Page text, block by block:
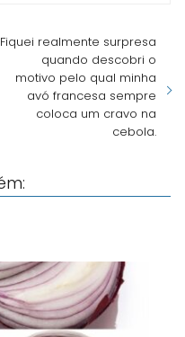
Fiquei realmente surpresa
quando descobri o
motivo pelo qual minha
avó francesa sempre
coloca um cravo na
cebola.